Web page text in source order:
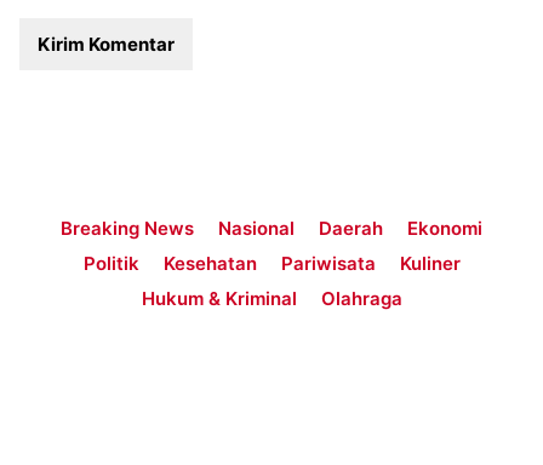
Breaking News Nasional Daerah
Ekonomi
Politik
Kesehatan Pariwisata
Kuliner
Hukum & Kriminal
Olahraga